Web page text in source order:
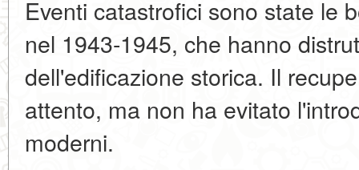
Eventi catastrofici sono state le
nel 1943-1945, che hanno
dell'edificazione storica. Il
attento, ma non ha evitato
moderni.